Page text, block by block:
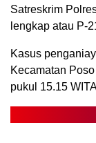
Satreskrim
lengkap atau P-
Kasus
Kecamatan
pukul 15.15